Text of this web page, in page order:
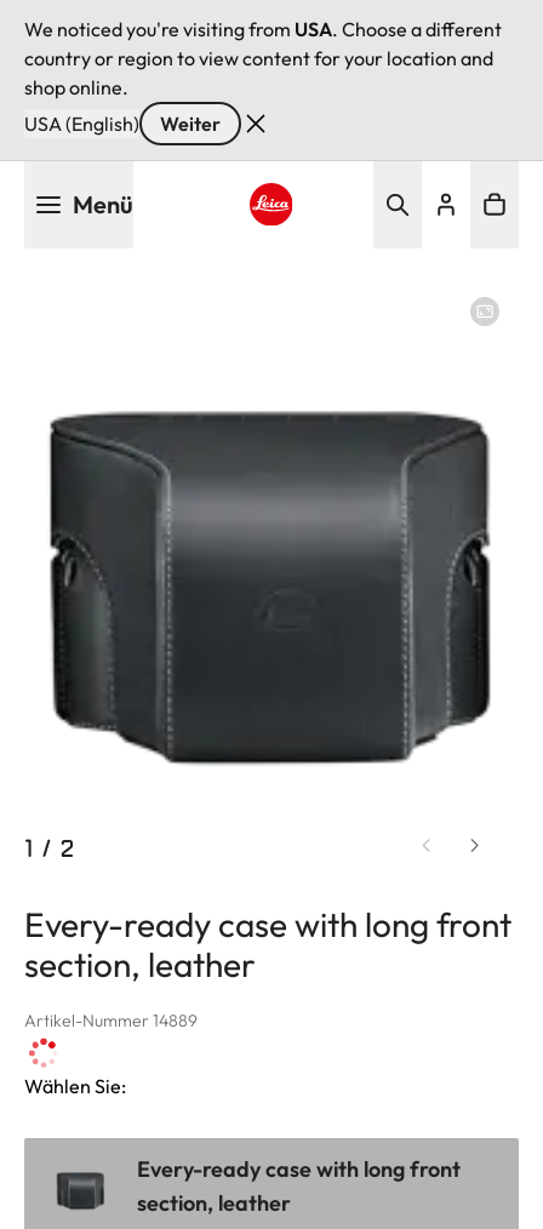
We noticed you're visiting from USA. Choose a different
country or region to view content for your location and
shop online.
USA (English)
Weiter
Menü
1 / 2
Every-ready case with long front
section, leather
Artikel-Nummer 14889
Wählen Sie:
Every-ready case with long front
section, leather